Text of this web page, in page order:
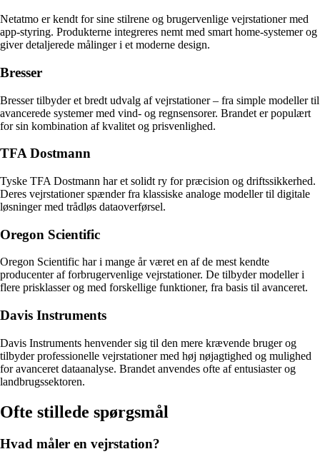
Netatmo er kendt for sine stilrene og brugervenlige vejrstationer med
app-styring. Produkterne integreres nemt med smart home-systemer og
giver detaljerede målinger i et moderne design.
Bresser
Bresser tilbyder et bredt udvalg af vejrstationer – fra simple modeller til
avancerede systemer med vind- og regnsensorer. Brandet er populært
for sin kombination af kvalitet og prisvenlighed.
TFA Dostmann
Tyske TFA Dostmann har et solidt ry for præcision og driftssikkerhed.
Deres vejrstationer spænder fra klassiske analoge modeller til digitale
løsninger med trådløs dataoverførsel.
Oregon Scientific
Oregon Scientific har i mange år været en af de mest kendte
producenter af forbrugervenlige vejrstationer. De tilbyder modeller i
flere prisklasser og med forskellige funktioner, fra basis til avanceret.
Davis Instruments
Davis Instruments henvender sig til den mere krævende bruger og
tilbyder professionelle vejrstationer med høj nøjagtighed og mulighed
for avanceret dataanalyse. Brandet anvendes ofte af entusiaster og
landbrugssektoren.
Ofte stillede spørgsmål
Hvad måler en vejrstation?